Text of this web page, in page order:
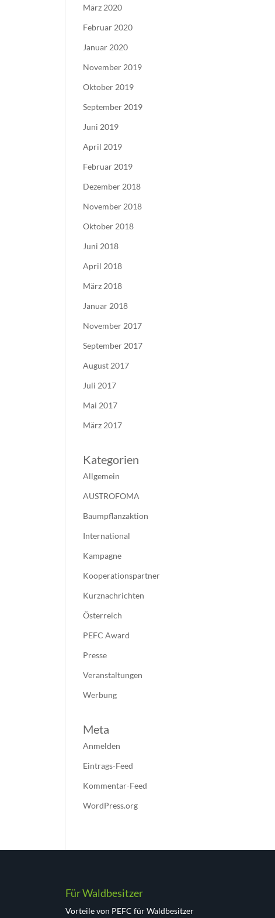
März 2020
Februar 2020
Januar 2020
November 2019
Oktober 2019
September 2019
Juni 2019
April 2019
Februar 2019
Dezember 2018
November 2018
Oktober 2018
Juni 2018
April 2018
März 2018
Januar 2018
November 2017
September 2017
August 2017
Juli 2017
Mai 2017
März 2017
Kategorien
Allgemein
AUSTROFOMA
Baumpflanzaktion
International
Kampagne
Kooperationspartner
Kurznachrichten
Österreich
PEFC Award
Presse
Veranstaltungen
Werbung
Meta
Anmelden
Eintrags-Feed
Kommentar-Feed
WordPress.org
Für Waldbesitzer
Vorteile von PEFC für Waldbesitzer